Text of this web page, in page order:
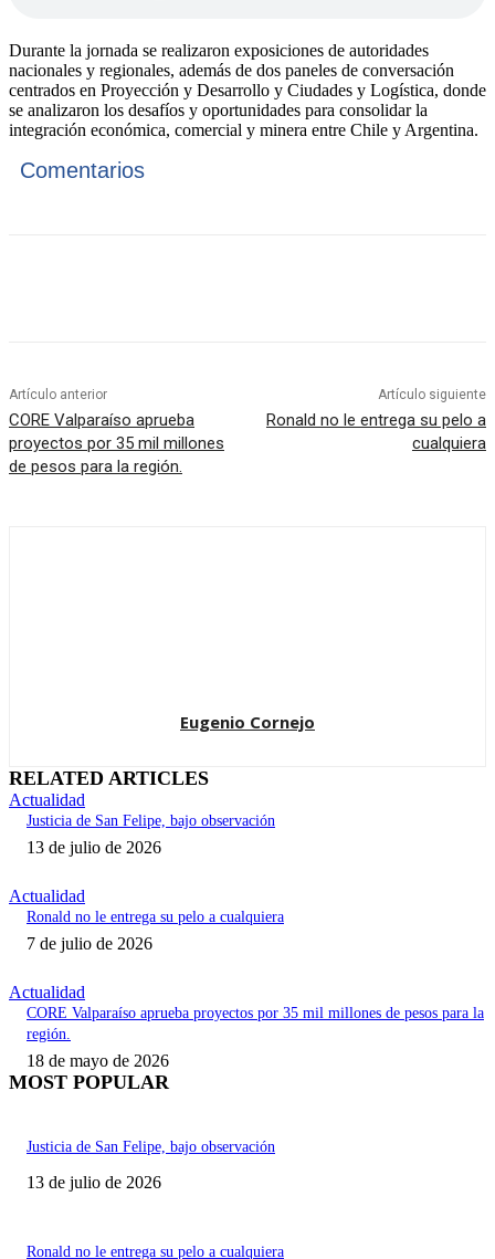
Durante la jornada se realizaron exposiciones de autoridades
nacionales y regionales, además de dos paneles de conversación
centrados en Proyección y Desarrollo y Ciudades y Logística, donde
se analizaron los desafíos y oportunidades para consolidar la
integración económica, comercial y minera entre Chile y Argentina.
Comentarios
Artículo anterior
CORE Valparaíso aprueba
proyectos por 35 mil millones
de pesos para la región.
Artículo siguiente
Ronald no le entrega su pelo a
cualquiera
Eugenio Cornejo
RELATED ARTICLES
Actualidad
Justicia de San Felipe, bajo observación
13 de julio de 2026
Actualidad
Ronald no le entrega su pelo a cualquiera
7 de julio de 2026
Actualidad
CORE Valparaíso aprueba proyectos por 35 mil millones de pesos para la
región.
18 de mayo de 2026
MOST POPULAR
Justicia de San Felipe, bajo observación
13 de julio de 2026
Ronald no le entrega su pelo a cualquiera